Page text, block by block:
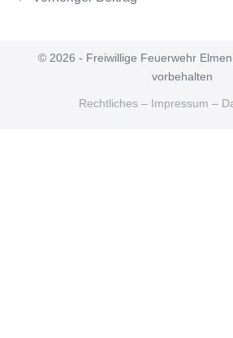
© 2026 - Freiwillige Feuerwehr
vorbehalten
Rechtliches – Impressum –